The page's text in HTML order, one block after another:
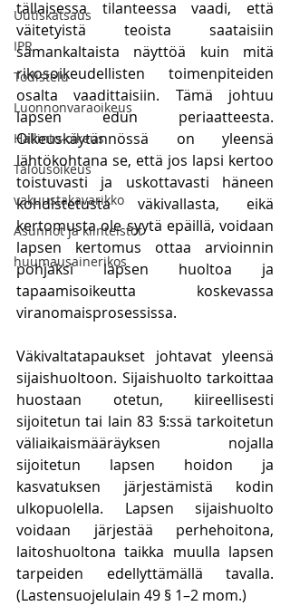
Uutiskatsaus
IPR
Todistelu
Luonnonvaraoikeus
Hallinto-oikeus
Talousoikeus
vakuustakavarikko
Asunnot ja kiinteistöt
huumausainerikos
tällaisessa tilanteessa vaadi, että
väitetyistä teoista saataisiin
samankaltaista näyttöä kuin mitä
rikosoikeudellisten toimenpiteiden
osalta vaadittaisiin. Tämä johtuu
lapsen edun periaatteesta.
Oikeuskäytännössä on yleensä
lähtökohtana se, että jos lapsi kertoo
toistuvasti ja uskottavasti häneen
kohdistetusta väkivallasta, eikä
kertomusta ole syytä epäillä, voidaan
lapsen kertomus ottaa arvioinnin
pohjaksi lapsen huoltoa ja
tapaamisoikeutta koskevassa
viranomaisprosessissa.
Väkivaltatapaukset johtavat yleensä
sijaishuoltoon. Sijaishuolto tarkoittaa
huostaan otetun, kiireellisesti
sijoitetun tai lain 83 §:ssä tarkoitetun
väliaikaismääräyksen nojalla
sijoitetun lapsen hoidon ja
kasvatuksen järjestämistä kodin
ulkopuolella. Lapsen sijaishuolto
voidaan järjestää perhehoitona,
laitoshuoltona taikka muulla lapsen
tarpeiden edellyttämällä tavalla.
(Lastensuojelulain 49 § 1–2 mom.)